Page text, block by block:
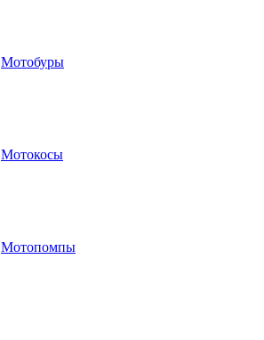
Мотобуры
Мотокосы
Мотопомпы